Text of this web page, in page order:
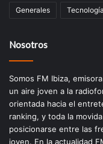
Generales Tecnología
Nosotros
Somos FM Ibiza,
un aire joven a la
orientada hacia el
ranking, y toda la
posicionarse entre las
joven. En la actualidad